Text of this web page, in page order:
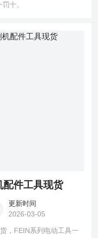
十。
配件工具现货
更新时间
2026-03-05
，FEIN系列电动工具一